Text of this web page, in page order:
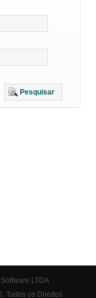
Pesquisar
LTDA
Todos os Direitos